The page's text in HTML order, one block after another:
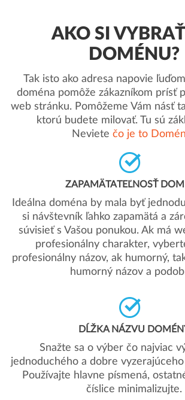
AKO SI
DOMÉNU?
Tak isto ako adresa napovie
doména pomôže zákazníkom prísť
web stránku. Pomôžeme Vám násť
ktorú budete milovať. Tu sú
Neviete čo je to
ZAPAMÄTATEĽNOSŤ
Ideálna doména by mala byť
si návštevník ľahko zapamätá a
súvisieť s Vašou ponukou. Ak má
profesionálny charakter,
profesionálny názov, ak humorný,
humorný názov a
DĹŽKA NÁZVU
Snažte sa o výber čo najviac
jednoduchého a dobre
Používajte hlavne písmená,
číslice minimalizujte.